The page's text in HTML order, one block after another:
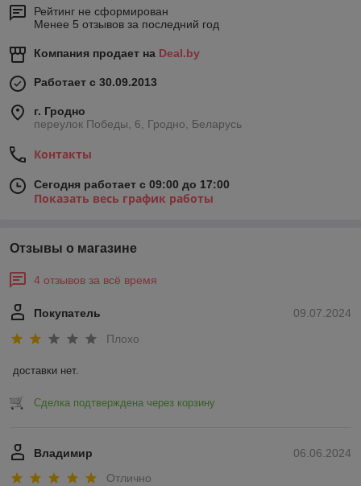
Рейтинг не сформирован
Менее 5 отзывов за последний год
Компания продает на Deal.by
Работает с 30.09.2013
г. Гродно
переулок Победы, 6, Гродно, Беларусь
Контакты
Сегодня работает с 09:00 до 17:00
Показать весь график работы
Отзывы о магазине
4 отзывов за всё время
09.07.2024
Покупатель
Плохо
доставки нет.
Сделка подтверждена через корзину
06.06.2024
Владимир
Отлично